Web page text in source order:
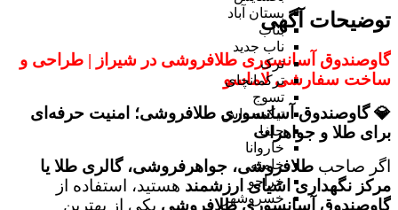
بستان آباد
بناب
ناب جدید
ترک
ترکمانچای
تسوج
تیکمه داش
جلفا
خاروانا
خامنه
خراجو
خسروشهر
توضیحات آگهی
گاوصندوق آسانسوری طلافروشی در شیراز | طراحی و
ساخت سفارشی لاماسو
💎 گاوصندوق آسانسوری طلافروشی؛ امنیت حرفه‌ای
برای طلا و جواهرات
اگر صاحب طلافروشی، جواهرفروشی، گالری طلا یا
مرکز نگهداری اشیای ارزشمند هستید، استفاده از
گاوصندوق آسانسوری طلافروشی یکی از بهترین